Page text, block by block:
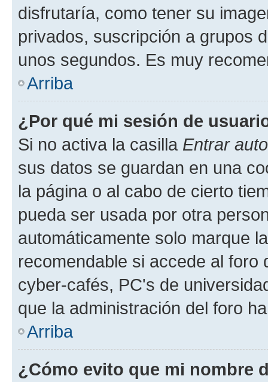
disfrutaría, como tener su
privados, suscripción a grupos
unos segundos. Es muy
Arriba
¿Por qué mi sesión de
Si no activa la casilla Entrar
sus datos se guardan en una
la página o al cabo de cierto
pueda ser usada por otra
automáticamente solo marque
recomendable si accede al foro
cyber-cafés, PC's de
que la administración del foro
Arriba
¿Cómo evito que mi nombre